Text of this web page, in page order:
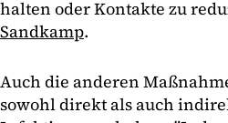
halten oder Kontakte zu
Sandkamp.
Auch die anderen
sowohl direkt als auch